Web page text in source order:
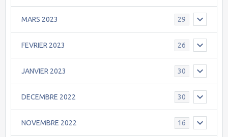
MARS 2023 29
FEVRIER 2023 26
JANVIER 2023 30
DECEMBRE 2022 30
NOVEMBRE 2022 16